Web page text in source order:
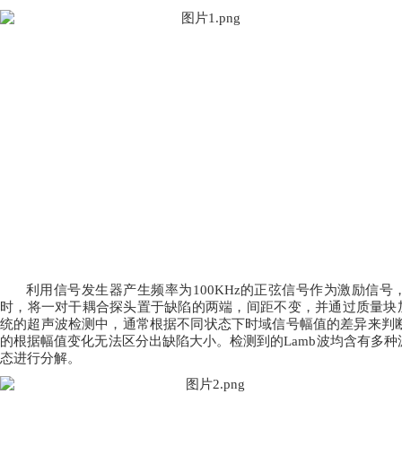
利用信号发生器产生频率为100KHz的正弦信号作为激励信号
时，将一对干耦合探头置于缺陷的两端，间距不变，并通过质量
统的超声波检测中，通常根据不同状态下时域信号幅值的差异来
的根据幅值变化无法区分出缺陷大小。检测到的Lamb波均含有多
态进行分解。